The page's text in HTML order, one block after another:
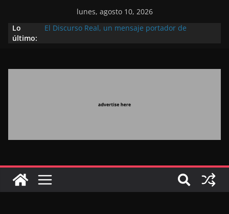
lunes, agosto 10, 2026
Lo
último:
El Discurso Real, un mensaje portador de
Extranjero: al servicio de los grandes proyectos de
Marruecos gracias a una visión estratégica
destinada a consolidar la posición de Marruecos
en una economía mundial competitiva (politólogo
marroquí-estadounidense)